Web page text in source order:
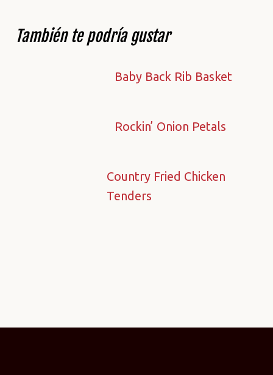
También te podría gustar
Baby Back Rib Basket
Rockin’ Onion Petals
Country Fried Chicken
Tenders